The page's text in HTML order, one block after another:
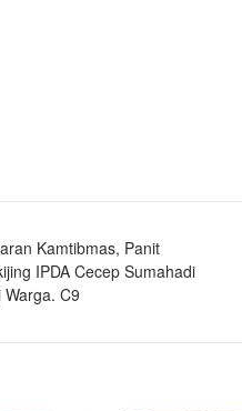
Kamtibmas, Panit
IPDA Cecep Sumahadi
C9